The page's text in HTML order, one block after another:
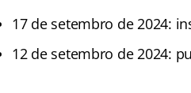
17 de setembro de 2024:
12 de setembro de 2024: